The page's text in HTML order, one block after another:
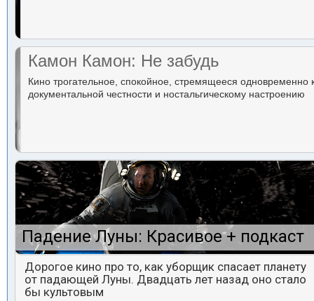
Камон Камон: Не забудь
Кино трогательное, спокойное, стремящееся одновременно
документальной честности и ностальгическому настроению
Падение Луны: Красивое + подкаст
Дорогое кино про то, как уборщик спасает планету
от падающей Луны. Двадцать лет назад оно стало
бы культовым